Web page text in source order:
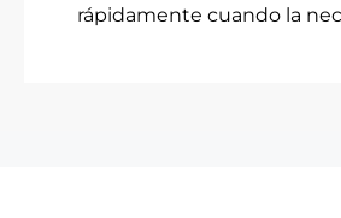
rápidamente cuando la